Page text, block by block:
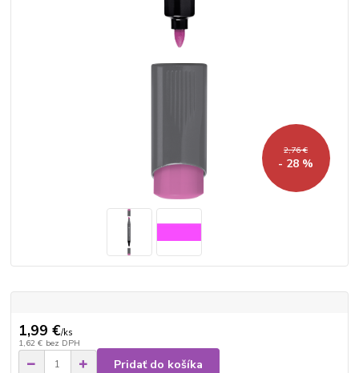
2,76 €
- 28 %
1,99 €/ks
1,62 € bez DPH
Pridať do košíka